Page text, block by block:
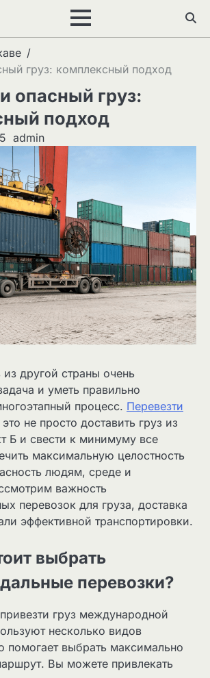
груз: комплексный подход
опасный груз:
подход
admin
из другой страны очень
и уметь правильно
процесс. Перевезти
это не просто доставить груз из
Б и свести к минимуму все
максимальную целостность
людям, среде и
важность
перевозок для груза, доставка
эффективной транспортировки.
выбрать
перевозки?
груз международной
несколько видов
помогает выбрать максимально
Вы можете привлекать